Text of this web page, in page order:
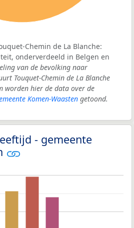
Chemin de La Blanche:
onderverdeeld in Belgen en
van de bevolking naar
Touquet-Chemin de La Blanche
worden hier de data over de
Komen-Waasten getoond.
- gemeente